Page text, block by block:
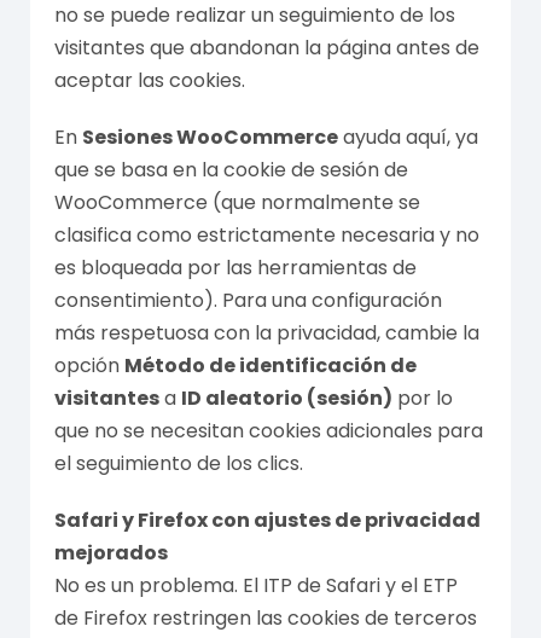
no se puede realizar un seguimiento de los
visitantes que abandonan la página antes de
aceptar las cookies.
En Sesiones WooCommerceayuda aquí, ya
que se basa en la cookie de sesión de
WooCommerce (que normalmente se
clasifica como estrictamente necesaria y no
es bloqueada por las herramientas de
consentimiento). Para una configuración
más respetuosa con la privacidad, cambie la
opción Método de identificación de
visitantesa ID aleatorio (sesión) por lo
que no se necesitan cookies adicionales para
el seguimiento de los clics.
Safari y Firefox con ajustes de privacidad
mejorados
No es un problema. El ITP de Safari y el ETP
de Firefox restringen las cookies de terceros